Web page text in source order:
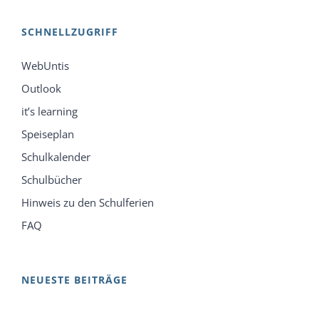
SCHNELLZUGRIFF
WebUntis
Outlook
it’s learning
Speiseplan
Schulkalender
Schulbücher
Hinweis zu den Schulferien
FAQ
NEUESTE BEITRÄGE